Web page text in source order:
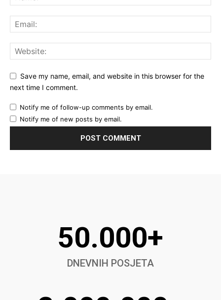
Save my name, email, and website in this browser for the
next time I comment.
Notify me of follow-up comments by email.
Notify me of new posts by email.
50.000+
DNEVNIH POSJETA